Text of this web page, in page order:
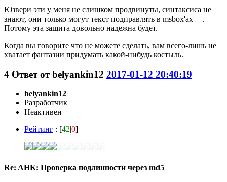
Юзвери эти у меня не слишком продвинуты, синтаксиса не
знают, они только могут текст подправлять в msbox'ах
.
Потому эта защита довольно надежна будет.
Когда вы говорите что не можете сделать, вам всего-лишь не
хватает фантазии придумать какой-нибудь костыль.
4 Ответ отbelyankin12 2017-01-12 20:40:19
belyankin12
Разработчик
Неактивен
Рейтинг : [42|0]
Re: AHK: Проверка подлинности через md5